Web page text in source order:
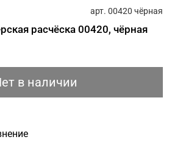
арт. 00420 чёрная
расчёска 00420, чёрная
в наличии